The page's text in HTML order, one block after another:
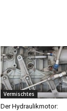
Vermischtes
Der Hydraulikmotor: